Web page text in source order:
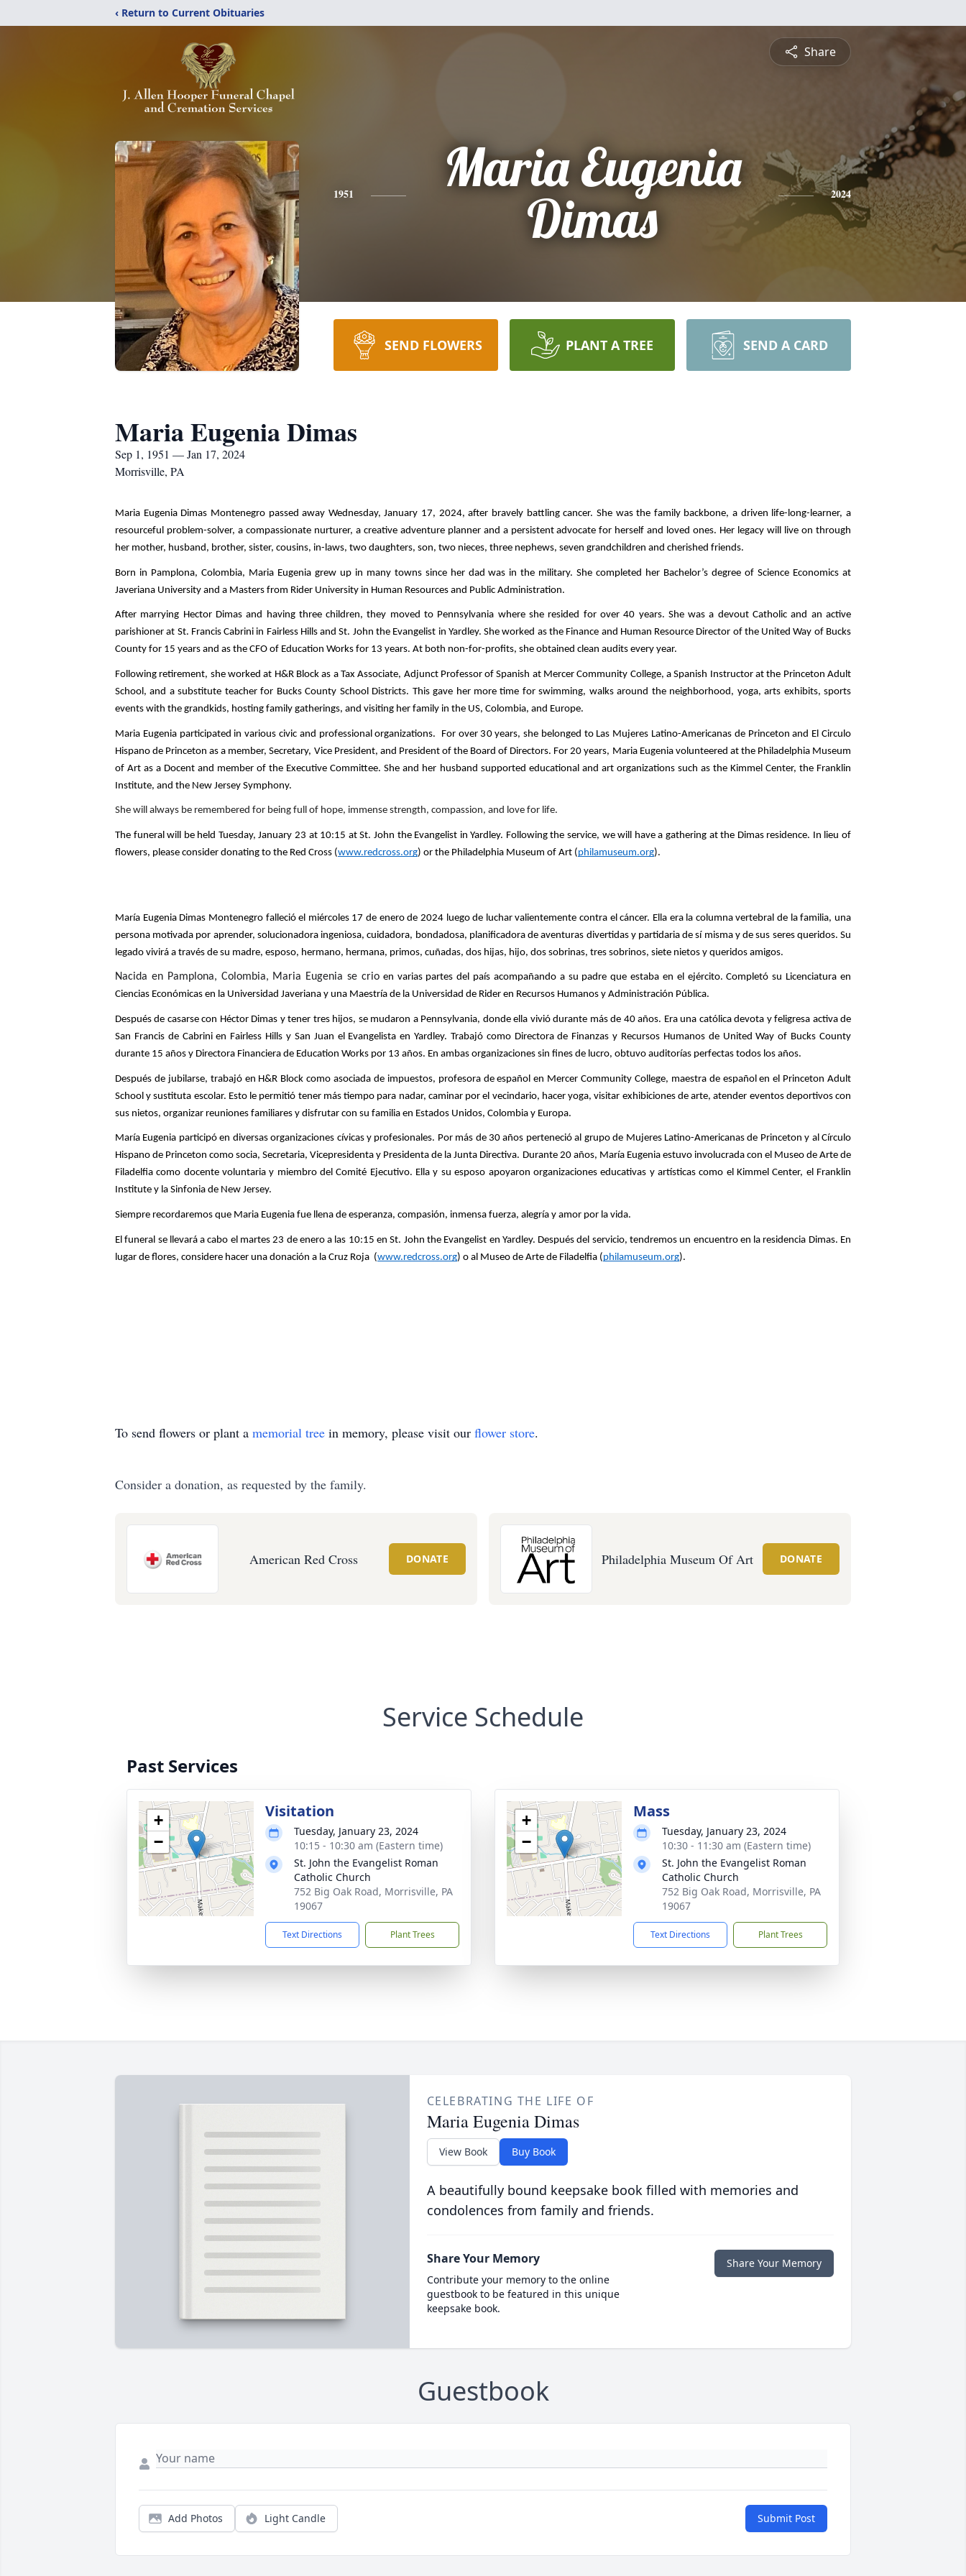
‹ Return to Current Obituaries
Share
1951
Maria Eugenia
Dimas
2024
SEND FLOWERS PLANT A TREE SEND A CARD
Maria Eugenia Dimas
Sep 1, 1951 — Jan 17, 2024
Morrisville, PA
Maria Eugenia Dimas Montenegro passed away Wednesday, January 17, 2024, after bravely battling cancer. She was the family backbone, a driven life-long-learner, a
resourceful problem-solver, a compassionate nurturer, a creative adventure planner and a persistent advocate for herself and loved ones. Her legacy will live on through
her mother, husband, brother, sister, cousins, in-laws, two daughters, son, two nieces, three nephews, seven grandchildren and cherished friends.
Born in Pamplona, Colombia, Maria Eugenia grew up in many towns since her dad was in the military. She completed her Bachelor’s degree of Science Economics at
Javeriana University and a Masters from Rider University in Human Resources and Public Administration.
After marrying Hector Dimas and having three children, they moved to Pennsylvania where she resided for over 40 years. She was a devout Catholic and an active
parishioner at St. Francis Cabrini in Fairless Hills and St. John the Evangelist in Yardley. She worked as the Finance and Human Resource Director of the United Way of Bucks
County for 15 years and as the CFO of Education Works for 13 years. At both non-for-profits, she obtained clean audits every year.
Following retirement, she worked at H&R Block as a Tax Associate, Adjunct Professor of Spanish at Mercer Community College, a Spanish Instructor at the Princeton Adult
School, and a substitute teacher for Bucks County School Districts. This gave her more time for swimming, walks around the neighborhood, yoga, arts exhibits, sports
events with the grandkids, hosting family gatherings, and visiting her family in the US, Colombia, and Europe.
Maria Eugenia participated in various civic and professional organizations.  For over 30 years, she belonged to Las Mujeres Latino-Americanas de Princeton and El Circulo
Hispano de Princeton as a member, Secretary, Vice President, and President of the Board of Directors. For 20 years, Maria Eugenia volunteered at the Philadelphia Museum
of Art as a Docent and member of the Executive Committee. She and her husband supported educational and art organizations such as the Kimmel Center, the Franklin
Institute, and the New Jersey Symphony.
She will always be remembered for being full of hope, immense strength, compassion, and love for life.
The funeral will be held Tuesday, January 23 at 10:15 at St. John the Evangelist in Yardley. Following the service, we will have a gathering at the Dimas residence. In lieu of
flowers, please consider donating to the Red Cross (www.redcross.org) or the Philadelphia Museum of Art ( philamuseum.org).
María Eugenia Dimas Montenegro falleció el miércoles 17 de enero de 2024 luego de luchar valientemente contra el cáncer. Ella era la columna vertebral de la familia, una
persona motivada por aprender, solucionadora ingeniosa, cuidadora, bondadosa, planificadora de aventuras divertidas y partidaria de sí misma y de sus seres queridos. Su
legado vivirá a través de su madre, esposo, hermano, hermana, primos, cuñadas, dos hijas, hijo, dos sobrinas, tres sobrinos, siete nietos y queridos amigos.
Nacida en Pamplona, Colombia, Maria Eugenia se crio en varias partes del país acompañando a su padre que estaba en el ejército. Completó su Licenciatura en
Ciencias Económicas en la Universidad Javeriana y una Maestría de la Universidad de Rider en Recursos Humanos y Administración Pública.
Después de casarse con Héctor Dimas y tener tres hijos, se mudaron a Pennsylvania, donde ella vivió durante más de 40 años. Era una católica devota y feligresa activa de
San Francis de Cabrini en Fairless Hills y San Juan el Evangelista en Yardley. Trabajó como Directora de Finanzas y Recursos Humanos de United Way of Bucks County
durante 15 años y Directora Financiera de Education Works por 13 años. En ambas organizaciones sin fines de lucro, obtuvo auditorías perfectas todos los años.
Después de jubilarse, trabajó en H&R Block como asociada de impuestos, profesora de español en Mercer Community College, maestra de español en el Princeton Adult
School y sustituta escolar. Esto le permitió tener más tiempo para nadar, caminar por el vecindario, hacer yoga, visitar exhibiciones de arte, atender eventos deportivos con
sus nietos, organizar reuniones familiares y disfrutar con su familia en Estados Unidos, Colombia y Europa.
María Eugenia participó en diversas organizaciones cívicas y profesionales. Por más de 30 años perteneció al grupo de Mujeres Latino-Americanas de Princeton y al Círculo
Hispano de Princeton como socia, Secretaria, Vicepresidenta y Presidenta de la Junta Directiva. Durante 20 años, María Eugenia estuvo involucrada con el Museo de Arte de
Filadelfia como docente voluntaria y miembro del Comité Ejecutivo. Ella y su esposo apoyaron organizaciones educativas y artísticas como el Kimmel Center, el Franklin
Institute y la Sinfonia de New Jersey.
Siempre recordaremos que Maria Eugenia fue llena de esperanza, compasión, inmensa fuerza, alegría y amor por la vida.
El funeral se llevará a cabo el martes 23 de enero a las 10:15 en St. John the Evangelist en Yardley. Después del servicio, tendremos un encuentro en la residencia Dimas. En
lugar de flores, considere hacer una donación a la Cruz Roja  (www.redcross.org) o al Museo de Arte de Filadelfia (philamuseum.org).
To send flowers or plant a memorial tree in memory, please visit our flower store.
Consider a donation, as requested by the family.
American Red Cross DONATE Philadelphia Museum Of Art DONATE
Service Schedule
Past Services
+
−
Visitation
Tuesday, January 23, 2024
10:15 - 10:30 am (Eastern time)
St. John the Evangelist Roman
Catholic Church
752 Big Oak Road, Morrisville, PA
19067
Text Directions Plant Trees
+
−
Mass
Tuesday, January 23, 2024
10:30 - 11:30 am (Eastern time)
St. John the Evangelist Roman
Catholic Church
752 Big Oak Road, Morrisville, PA
19067
Text Directions Plant Trees
CELEBRATING THE LIFE OF
Maria Eugenia Dimas
View Book Buy Book
A beautifully bound keepsake book filled with memories and
condolences from family and friends.
Share Your Memory
Contribute your memory to the online
guestbook to be featured in this unique
keepsake book.
Share Your Memory
Guestbook
Add Photos Light Candle Submit Post